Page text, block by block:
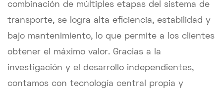
combinación de múltiples etapas del sistema de
transporte, se logra alta eficiencia, estabilidad y
bajo mantenimiento, lo que permite a los clientes
obtener el máximo valor. Gracias a la
investigación y el desarrollo independientes,
contamos con tecnología central propia y